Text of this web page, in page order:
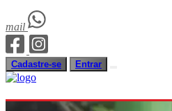
mail
Cadastre-se Entrar